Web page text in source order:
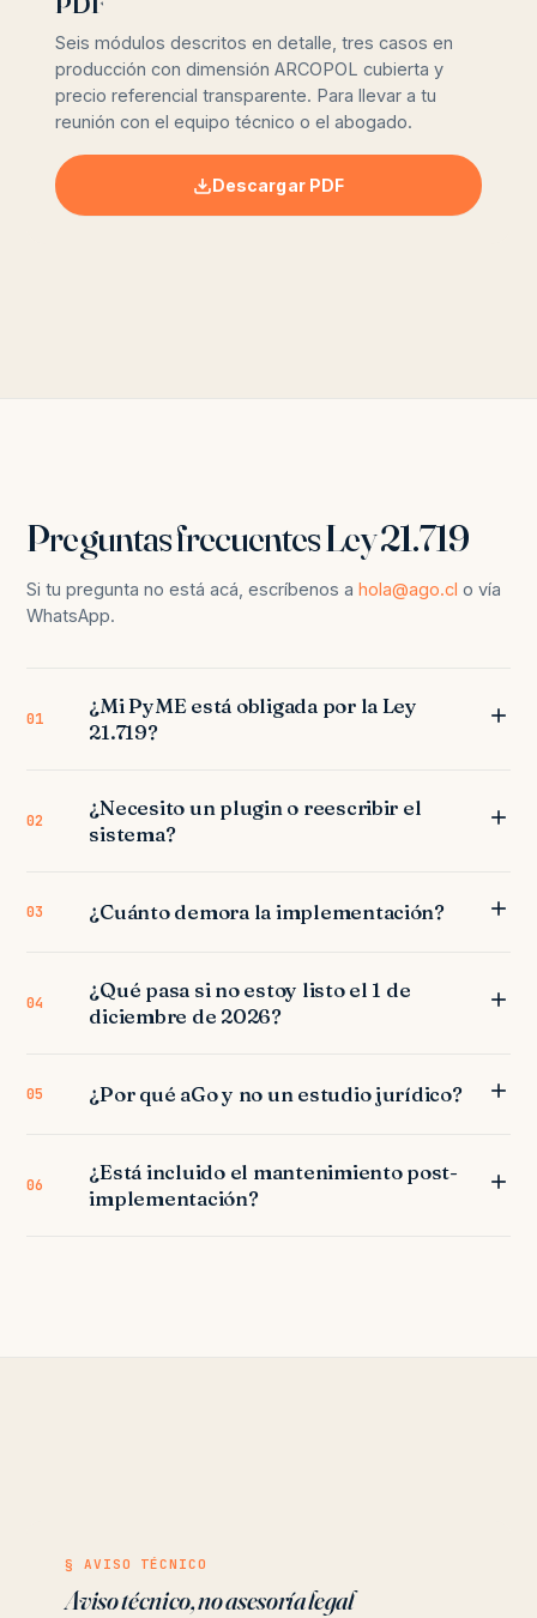
Seis módulos descritos en detalle, tres casos en
producción con dimensión ARCOPOL cubierta y
precio referencial transparente. Para llevar a tu
reunión con el equipo técnico o el abogado.
Descargar PDF
Preguntas frecuentes Ley 21.719
Si tu pregunta no está acá, escríbenos ahola@ago.cl o vía
WhatsApp.
01
¿Mi PyME está obligada por la Ley
21.719?
02
¿Necesito un plugin o reescribir el
sistema?
03 ¿Cuánto demora la implementación?
04
¿Qué pasa si no estoy listo el 1 de
diciembre de 2026?
05 ¿Por qué aGo y no un estudio jurídico?
06
¿Está incluido el mantenimiento post-
implementación?
§ AVISO TÉCNICO
Aviso técnico, no asesoría legal